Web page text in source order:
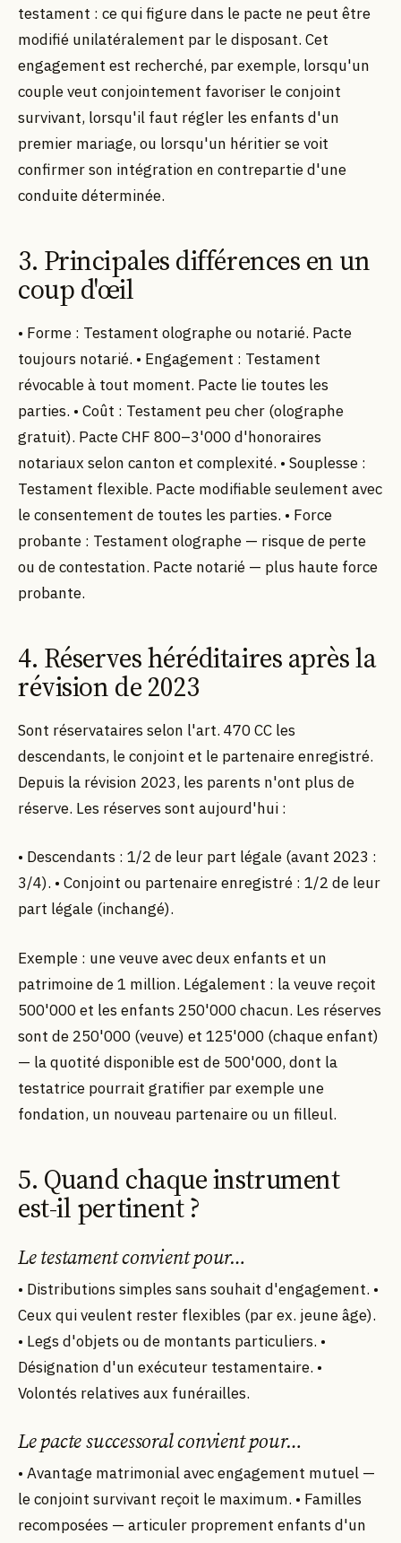
testament : ce qui figure dans le pacte ne peut être
modifié unilatéralement par le disposant. Cet
engagement est recherché, par exemple, lorsqu'un
couple veut conjointement favoriser le conjoint
survivant, lorsqu'il faut régler les enfants d'un
premier mariage, ou lorsqu'un héritier se voit
confirmer son intégration en contrepartie d'une
conduite déterminée.
3. Principales différences en un
coup d'œil
• Forme : Testament olographe ou notarié. Pacte
toujours notarié. • Engagement : Testament
révocable à tout moment. Pacte lie toutes les
parties. • Coût : Testament peu cher (olographe
gratuit). Pacte CHF 800–3'000 d'honoraires
notariaux selon canton et complexité. • Souplesse :
Testament flexible. Pacte modifiable seulement avec
le consentement de toutes les parties. • Force
probante : Testament olographe — risque de perte
ou de contestation. Pacte notarié — plus haute force
probante.
4. Réserves héréditaires après la
révision de 2023
Sont réservataires selon l'art. 470 CC les
descendants, le conjoint et le partenaire enregistré.
Depuis la révision 2023, les parents n'ont plus de
réserve. Les réserves sont aujourd'hui :
• Descendants : 1/2 de leur part légale (avant 2023 :
3/4). • Conjoint ou partenaire enregistré : 1/2 de leur
part légale (inchangé).
Exemple : une veuve avec deux enfants et un
patrimoine de 1 million. Légalement : la veuve reçoit
500'000 et les enfants 250'000 chacun. Les réserves
sont de 250'000 (veuve) et 125'000 (chaque enfant)
— la quotité disponible est de 500'000, dont la
testatrice pourrait gratifier par exemple une
fondation, un nouveau partenaire ou un filleul.
5. Quand chaque instrument
est-il pertinent ?
Le testament convient pour…
• Distributions simples sans souhait d'engagement. •
Ceux qui veulent rester flexibles (par ex. jeune âge).
• Legs d'objets ou de montants particuliers. •
Désignation d'un exécuteur testamentaire. •
Volontés relatives aux funérailles.
Le pacte successoral convient pour…
• Avantage matrimonial avec engagement mutuel —
le conjoint survivant reçoit le maximum. • Familles
recomposées — articuler proprement enfants d'un